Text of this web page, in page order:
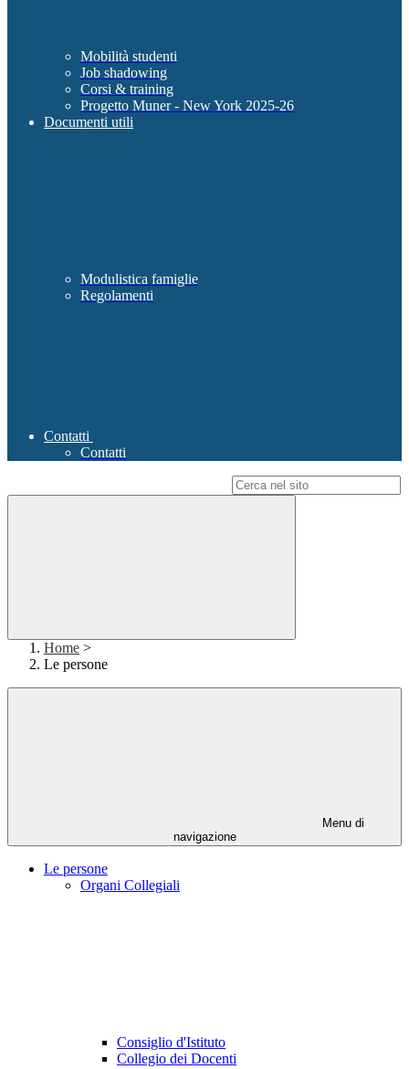
Mobilità studenti
Job shadowing
Corsi & training
Progetto Muner - New York 2025-26
Documenti utili
Modulistica famiglie
Regolamenti
Contatti
Contatti
Home >
Le persone
Menu di
navigazione
Le persone
Organi Collegiali
Consiglio d'Istituto
Collegio dei Docenti